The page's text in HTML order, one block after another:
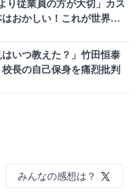
り従業員の方が大切」カス
おかしい！これが世界最
はいつ教えた？」竹田恒泰
長の自己保身を痛烈批判
みんなの感想は？